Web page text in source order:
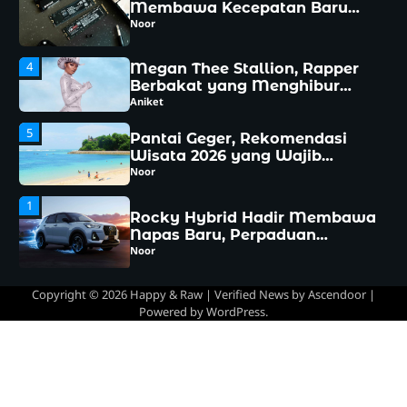
Berbakat yang Menghibur
Dunia
Aniket
5
Pantai Geger, Rekomendasi
Wisata 2026 yang Wajib
Dikunjungi
Noor
1
Rocky Hybrid Hadir Membawa
Napas Baru, Perpaduan
Efisiensi dan Kenyamanan
Noor
2
Hari Kebaya Nasional 2026,
Momen Istimewa Merawat
Pesona Busana Warisan
Indonesia
Noor
Samsung 990 SSD Resmi Hadir
Membawa Kecepatan Baru
Copyright © 2026 Happy & Raw | Verified News byAscendoor |
Powered byWordPress.